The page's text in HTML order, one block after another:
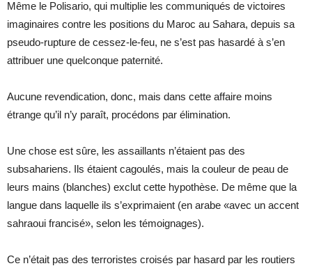
Même le Polisario, qui multiplie les communiqués de victoires
imaginaires contre les positions du Maroc au Sahara, depuis sa
pseudo-rupture de cessez-le-feu, ne s’est pas hasardé à s’en
attribuer une quelconque paternité.
Aucune revendication, donc, mais dans cette affaire moins
étrange qu’il n’y paraît, procédons par élimination.
Une chose est sûre, les assaillants n’étaient pas des
subsahariens. Ils étaient cagoulés, mais la couleur de peau de
leurs mains (blanches) exclut cette hypothèse. De même que la
langue dans laquelle ils s’exprimaient (en arabe «avec un accent
sahraoui francisé», selon les témoignages).
Ce n’était pas des terroristes croisés par hasard par les routiers